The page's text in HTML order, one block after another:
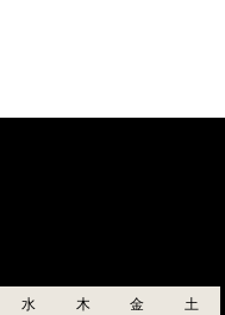
水 木 金 土